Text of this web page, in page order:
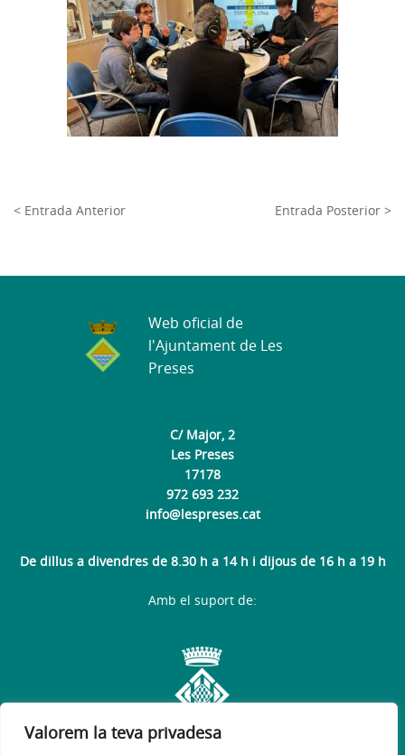
Valorem la teva privadesa
< Entrada Anterior Entrada Posterior >
C/ Major, 2
Les Preses
17178
972 693 232
info@lespreses.cat
De dillus a divendres de 8.30 h a 14 h i dijous de 16 h a 19 h
Web oficial de
l'Ajuntament de Les
Preses
Amb el suport de: